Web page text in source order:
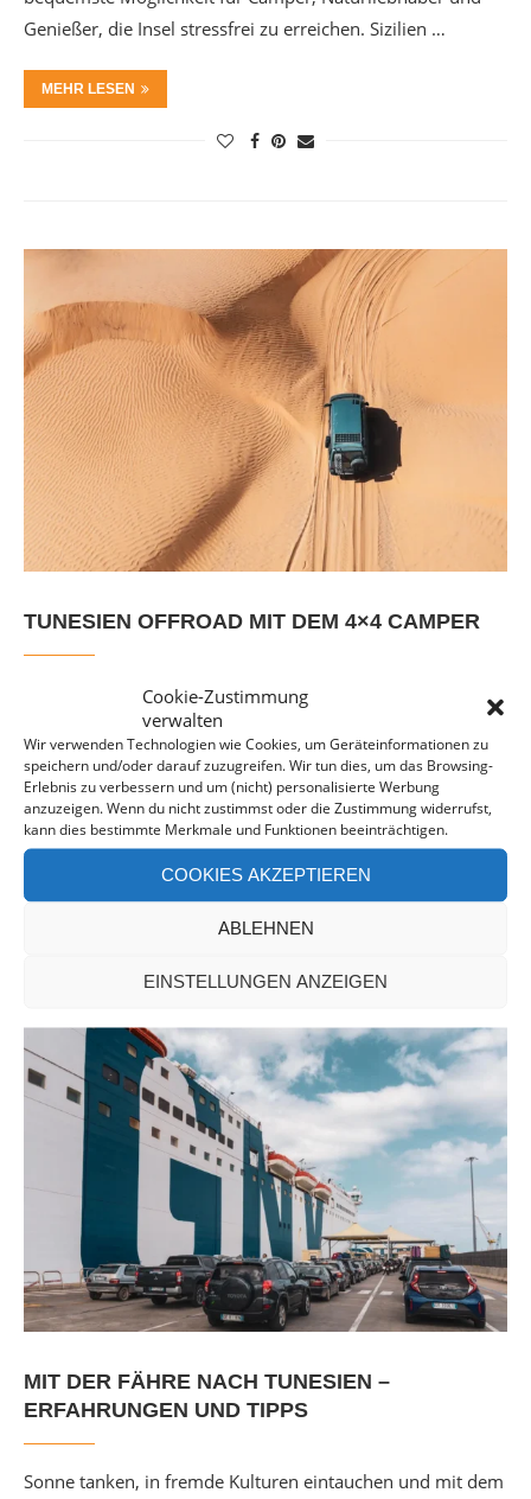
Cookie-Zustimmung
verwalten
Wir verwenden Technologien wie Cookies, um Geräteinformationen zu
speichern und/oder darauf zuzugreifen. Wir tun dies, um das Browsing-
Erlebnis zu verbessern und um (nicht) personalisierte Werbung
anzuzeigen. Wenn du nicht zustimmst oder die Zustimmung widerrufst,
kann dies bestimmte Merkmale und Funktionen beeinträchtigen.
COOKIES AKZEPTIEREN
ABLEHNEN
EINSTELLUNGEN ANZEIGEN
Genießer, die Insel stressfrei zu erreichen. Sizilien …
MEHR LESEN
TUNESIEN OFFROAD MIT DEM 4×4 CAMPER
Wer vielversprechende Pisten und Wüsten-Abenteuer vor
eindrucksvollen Kulissen in nicht allzu weiter Entfernung
entdecken möchte, wird in Nordafrika garantiert fündig.
Besonders beeindruckend…
MEHR LESEN
MIT DER FÄHRE NACH TUNESIEN –
ERFAHRUNGEN UND TIPPS
Sonne tanken, in fremde Kulturen eintauchen und mit dem